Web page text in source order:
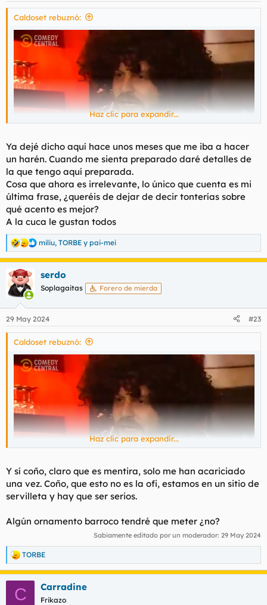
s
Caldoset rebuznó:
- Me la follé a ella, a la hermana y a la madre ¡A las tres!
Haz clic para expandir...
Ya dejé dicho aquí hace unos meses que me iba a hacer
un harén. Cuando me sienta preparado daré detalles de
la que tengo aquí preparada.
Cosa que ahora es irrelevante, lo único que cuenta es mi
última frase, ¿queréis de dejar de decir tonterías sobre
qué acento es mejor?
A la cuca le gustan todos
R
e
c
c
i
e
s
miliu, TORBE y pai-mei
serdo
Soplagaitas Forero de mierda
29 May 2024 #23
Caldoset rebuznó:
- Me la follé a ella, a la hermana y a la madre ¡A las tres!
Haz clic para expandir...
Y sí coño, claro que es mentira, solo me han acariciado
una vez. Coño, que esto no es la ofi, estamos en un sitio de
servilleta y hay que ser serios.
Algún ornamento barroco tendré que meter ¿no?
Sabiamente editado por un moderador: 29 May 2024
R
e
a
TORBE
C Carradine
Frikazo